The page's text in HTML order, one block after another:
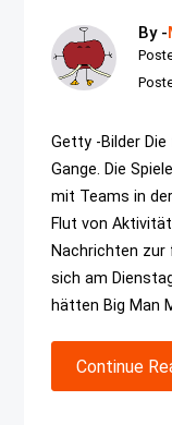
By -
Getty -Bilder
Gange. Die
mit Teams in
Flut von
Nachrichten zur
sich am
hätten Big Man
Continue